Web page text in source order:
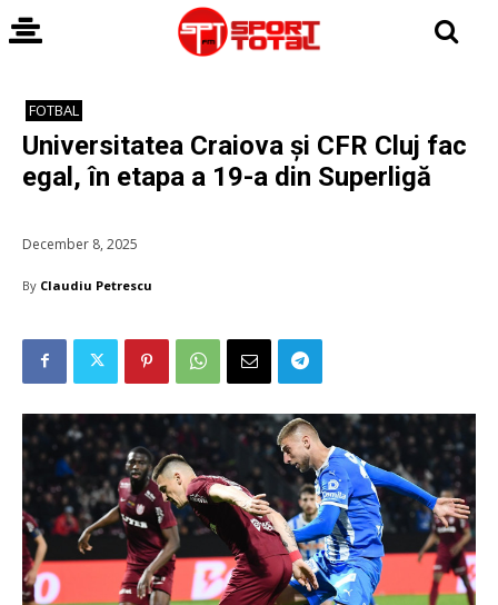
FOTBAL
Universitatea Craiova și CFR Cluj fac
egal, în etapa a 19-a din Superligă
December 8, 2025
By Claudiu Petrescu